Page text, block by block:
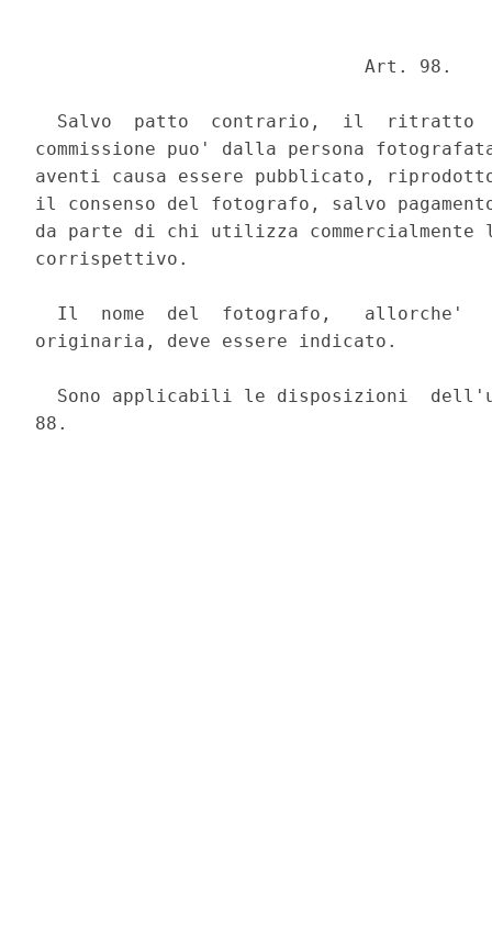
                              Art. 98.
Salvo  patto  contrario,  il  ritratto
commissione puo' dalla persona
aventi causa essere pubblicato,
il consenso del fotografo, salvo
da parte di chi utilizza
corrispettivo.
Il  nome  del  fotografo,   allorche'
originaria, deve essere indicato.
Sono applicabili le disposizioni